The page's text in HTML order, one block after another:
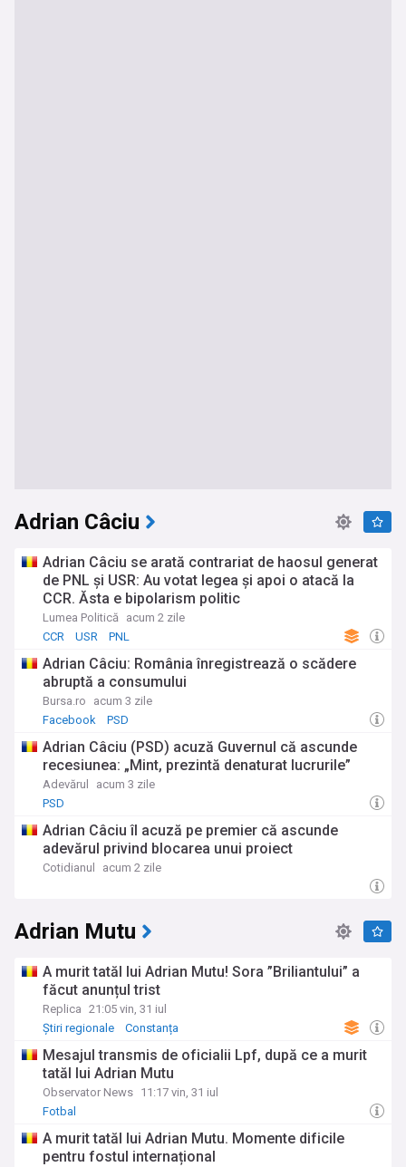
Adrian Câciu
Adrian Câciu se arată contrariat de haosul generat
de PNL și USR: Au votat legea și apoi o atacă la
CCR. Ăsta e bipolarism politic
Lumea Politică acum 2 zile
CCR
USR PNL
Adrian Câciu: România înregistrează o scădere
abruptă a consumului
Bursa.ro
acum 3 zile
Facebook
PSD
Adrian Câciu (PSD) acuză Guvernul că ascunde
recesiunea: „Mint, prezintă denaturat lucrurile”
Adevărul
acum 3 zile
PSD
Adrian Câciu îl acuză pe premier că ascunde
adevărul privind blocarea unui proiect
Cotidianul acum 2 zile
Adrian Mutu
A murit tatăl lui Adrian Mutu! Sora ”Briliantului” a
făcut anunțul trist
Replica 21:05 vin, 31 iul
Știri regionale
Constanța
Mesajul transmis de oficialii Lpf, după ce a murit
tatăl lui Adrian Mutu
Observator News 11:17 vin, 31 iul
Fotbal
A murit tatăl lui Adrian Mutu. Momente dificile
pentru fostul internațional